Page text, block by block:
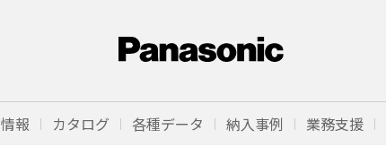
報 カタログ 各種データ 納入事例 業務支援